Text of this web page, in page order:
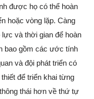
được họ có thể hoàn
hoặc vòng lặp. Càng
và thời gian để hoàn
bao gồm các ước tính
và đội phát triển có
để triển khai từng
thái hơn về thứ tự